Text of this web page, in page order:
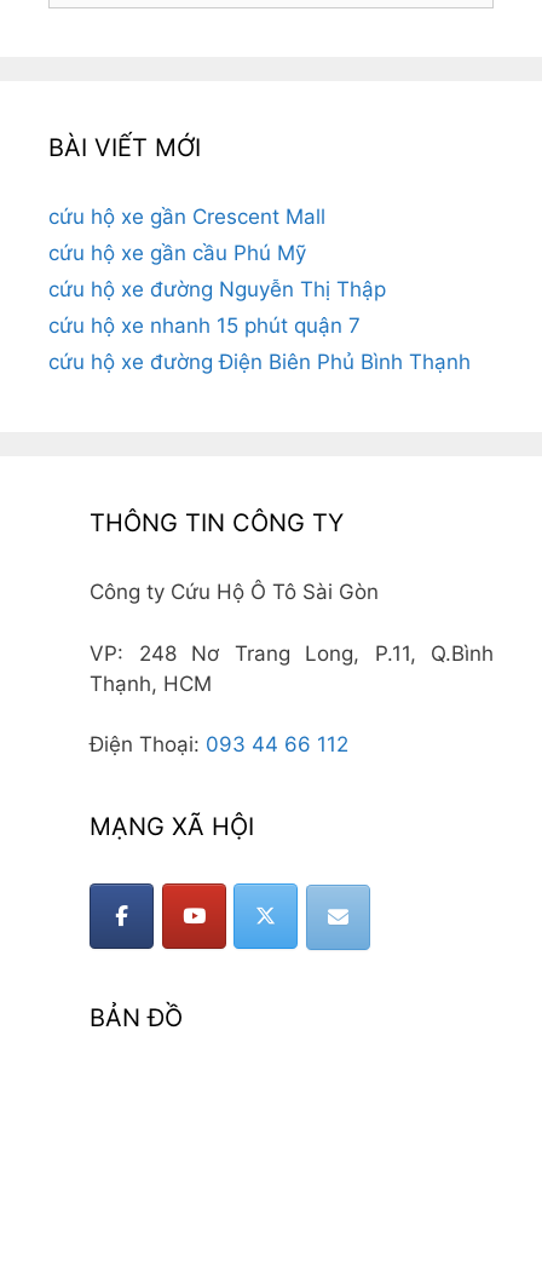
BÀI VIẾT MỚI
cứu hộ xe gần Crescent Mall
cứu hộ xe gần cầu Phú Mỹ
cứu hộ xe đường Nguyễn Thị Thập
cứu hộ xe nhanh 15 phút quận 7
cứu hộ xe đường Điện Biên Phủ Bình Thạnh
THÔNG TIN CÔNG TY
Công ty Cứu Hộ Ô Tô Sài Gòn
VP: 248 Nơ Trang Long, P.11, Q.Bình
Thạnh, HCM
Điện Thoại: 093 44 66 112
MẠNG XÃ HỘI
BẢN ĐỒ